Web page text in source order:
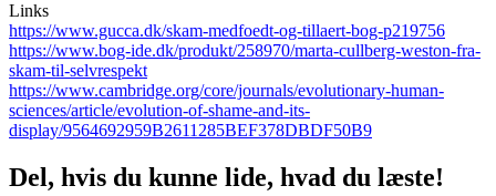
Links
https://www.gucca.dk/skam-medfoedt-og-tillaert-bog-p219756
https://www.bog-ide.dk/produkt/258970/marta-cullberg-weston-fra-
skam-til-selvrespekt
https://www.cambridge.org/core/journals/evolutionary-human-
sciences/article/evolution-of-shame-and-its-
display/9564692959B2611285BEF378DBDF50B9
Del, hvis du kunne lide, hvad du læste!